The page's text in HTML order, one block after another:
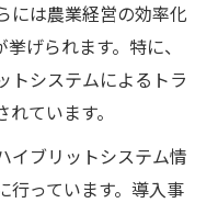
には農業経営の効率化
げられます。特に、
トシステムによるトラ
ています。
イブリットシステム情
行っています。導入事